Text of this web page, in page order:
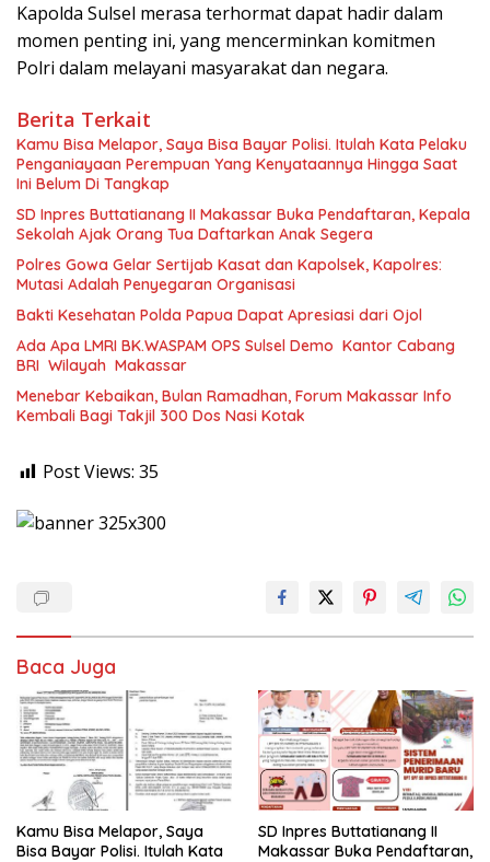
Kapolda Sulsel merasa terhormat dapat hadir dalam
momen penting ini, yang mencerminkan komitmen
Polri dalam melayani masyarakat dan negara.
Berita Terkait
Kamu Bisa Melapor, Saya Bisa Bayar Polisi. Itulah Kata Pelaku
Penganiayaan Perempuan Yang Kenyataannya Hingga Saat
Ini Belum Di Tangkap
SD Inpres Buttatianang II Makassar Buka Pendaftaran, Kepala
Sekolah Ajak Orang Tua Daftarkan Anak Segera
Polres Gowa Gelar Sertijab Kasat dan Kapolsek, Kapolres:
Mutasi Adalah Penyegaran Organisasi
Bakti Kesehatan Polda Papua Dapat Apresiasi dari Ojol
Ada Apa LMRI BK.WASPAM OPS Sulsel Demo Kantor Cabang
BRI Wilayah Makassar
Menebar Kebaikan, Bulan Ramadhan, Forum Makassar Info
Kembali Bagi Takjil 300 Dos Nasi Kotak
Post Views: 35
Baca Juga
Kamu Bisa Melapor, Saya
Bisa Bayar Polisi. Itulah Kata
SD Inpres Buttatianang II
Makassar Buka Pendaftaran,